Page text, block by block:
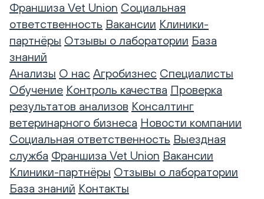
Франшиза Vet Union Социальная
ответственность Вакансии Клиники-
партнёры Отзывы о лаборатории База
знаний
Анализы О нас Агробизнес Специалисты
Обучение Контроль качества Проверка
результатов анализов Консалтинг
ветеринарного бизнеса Новости компании
Социальная ответственность Выездная
служба Франшиза Vet Union Вакансии
Клиники-партнёры Отзывы о лаборатории
База знаний Контакты